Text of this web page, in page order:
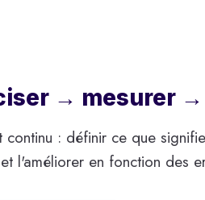
→ mesurer
continu : définir ce que
l'améliorer en fonction des